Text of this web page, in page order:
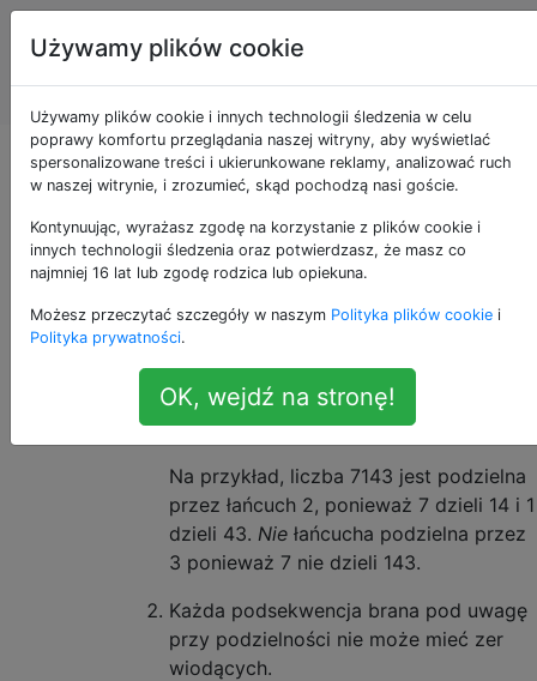
Programowanie
puzzli i Code
Golf
Liczby na łańcuchu
15
Niektóre dodatnie liczby całkowite mogą
łańcucha.Aby liczba mogła być podzielna
przez
Każda cyfra dzieli liczbę utworzoną
przezncyfr po niej.
Na przykład, liczba 7143 jest podzielna
przez łańcuch 2, ponieważ 7 dzieli 14 i 1
dzieli 43. Nie łańcucha podzielna przez
3 ponieważ 7 nie dzieli 143.
Każda podsekwencja brana pod uwagę
przy podzielności nie może mieć zer
wiodących.
Używamy plików cookie
Używamy plików cookie i innych technologii śledzenia w celu
poprawy komfortu przeglądania naszej witryny, aby wyświetlać
spersonalizowane treści i ukierunkowane reklamy, analizować ruch
w naszej witrynie, i zrozumieć, skąd pochodzą nasi goście.
Kontynuując, wyrażasz zgodę na korzystanie z plików cookie i
innych technologii śledzenia oraz potwierdzasz, że masz co
najmniej 16 lat lub zgodę rodzica lub opiekuna.
Możesz przeczytać szczegóły w naszym Polityka plików cookie i
Polityka prywatności.
OK, wejdź na stronę!